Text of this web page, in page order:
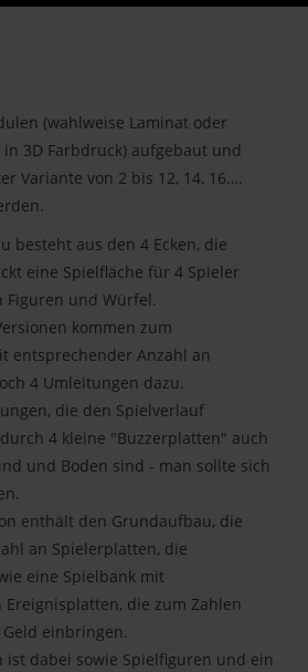
(wahlweise Laminat oder
3D Farbdruck) aufgebaut und
Variante von 2 bis 12, 14, 16….
besteht aus den 4 Ecken, die
eine Spielfläche für 4 Spieler
Figuren und Würfel.
kommen zum
entsprechender Anzahl an
4 Umleitungen dazu.
die den Spielverlauf
4 kleine "Buzzerplatten" auch
und Boden sind - man sollte sich
enthält den Grundaufbau, die
an Spielerplatten, die
eine Spielbank mit
die zum Zahlen
einbringen.
ist dabei sowie Spielfiguren und ein